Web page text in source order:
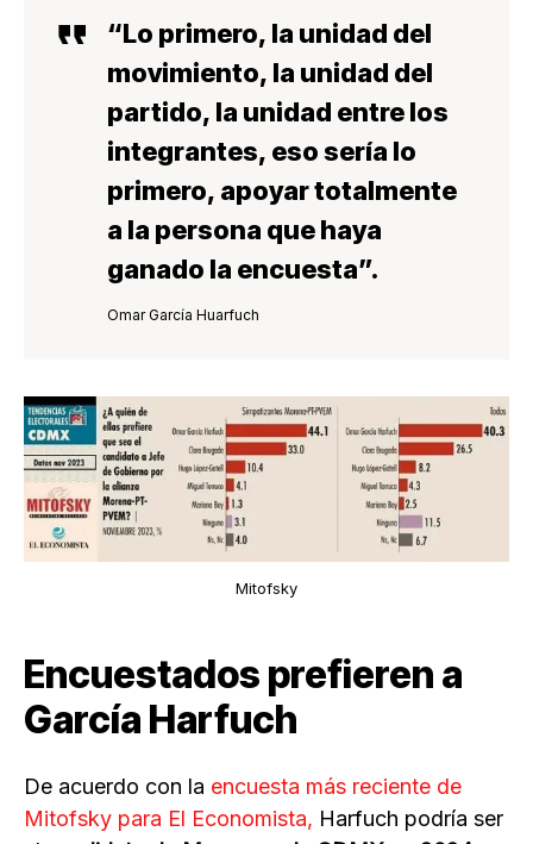
“Lo primero, la unidad del
movimiento, la unidad del
partido, la unidad entre los
integrantes, eso sería lo
primero, apoyar totalmente
a la persona que haya
ganado la encuesta”.
Omar García Huarfuch
Mitofsky
Encuestados prefieren a
García Harfuch
De acuerdo con la encuesta más reciente de
Mitofsky para El Economista, Harfuch podría ser